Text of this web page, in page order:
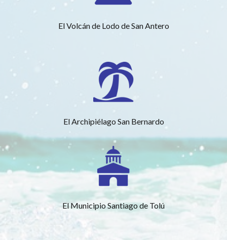
El Volcán de Lodo de San Antero
El Archipiélago San Bernardo
El Municipio Santiago de Tolú